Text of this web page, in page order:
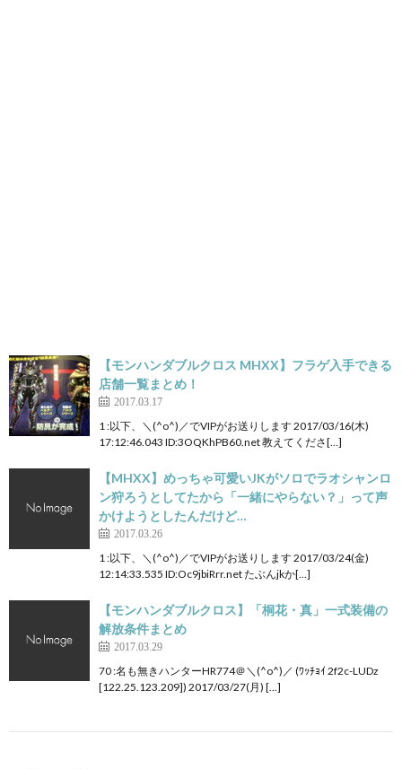
【モンハンダブルクロス MHXX】フラゲ入手できる
店舗一覧まとめ！
2017.03.17
1 :以下、＼(^o^)／でVIPがお送りします 2017/03/16(木)
17:12:46.043 ID:3OQKhPB60.net 教えてくださ[…]
【MHXX】めっちゃ可愛いJKがソロでラオシャンロ
ン狩ろうとしてたから「一緒にやらない？」って声
かけようとしたんだけど…
2017.03.26
1 :以下、＼(^o^)／でVIPがお送りします 2017/03/24(金)
12:14:33.535 ID:Oc9jbiRrr.net たぶんjkか[…]
【モンハンダブルクロス】「桐花・真」一式装備の
解放条件まとめ
2017.03.29
70 :名も無きハンターHR774＠＼(^o^)／ (ﾜｯﾁｮｲ 2f2c-LUDz
[122.25.123.209]) 2017/03/27(月) […]